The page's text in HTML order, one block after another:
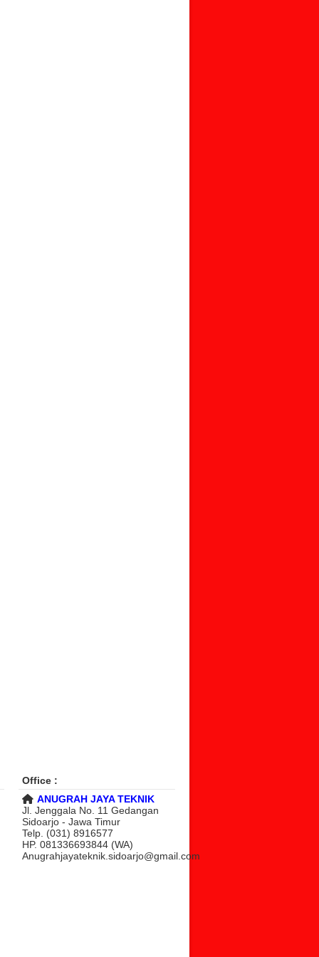
Office :
ANUGRAH JAYA TEKNIK
Jl. Jenggala No. 11 Gedangan
Sidoarjo - Jawa Timur
Telp. (031) 8916577
HP. 081336693844 (WA)
Anugrahjayateknik.sidoarjo@gmail.com